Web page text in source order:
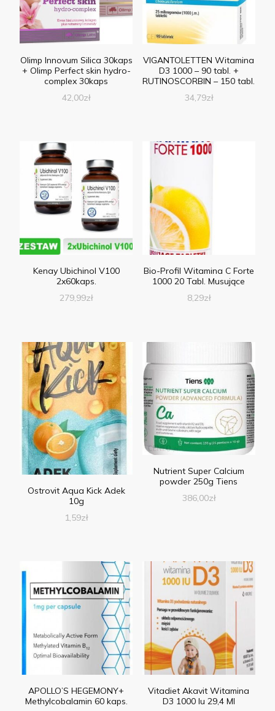
Olimp Innovum Silica 30kaps
+ Olimp Perfect skin hydro-
complex 30kaps
42,00zł
VIGANTOLETTEN Witamina
D3 1000 – 90 tabl. +
RUTINOSCORBIN – 150 tabl.
34,79zł
Kenay Ubichinol V100
2x60kaps.
279,99zł
Bio-Profil Witamina C Forte
1000 20 Tabl. Musujące
8,29zł
Ostrovit Aqua Kick Adek
10g
1,59zł
Nutrient Super Calcium
powder 250g Tiens
386,00zł
APOLLO’S HEGEMONY+
Methylcobalamin 60 kaps.
Vitadiet Akavit Witamina
D3 1000 Iu 29,4 Ml